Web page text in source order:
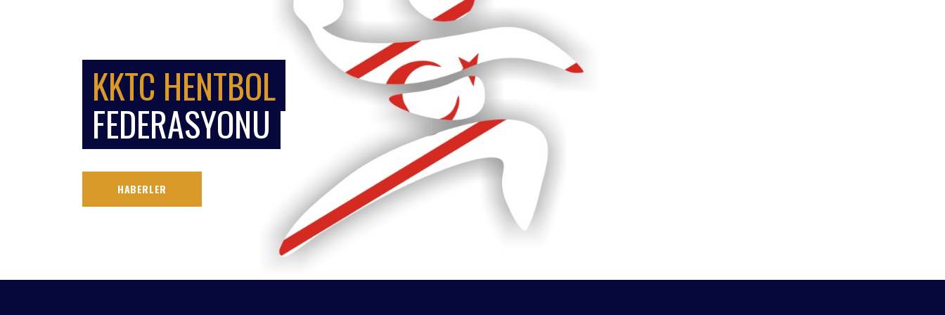
KKTC HENTBOL
FEDERASYONU
HABERLER